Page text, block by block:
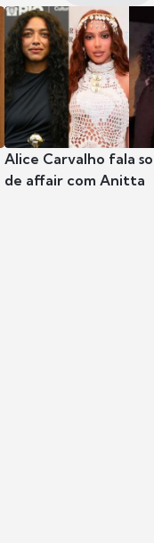
Alice Carvalho fala
de affair com Anitta